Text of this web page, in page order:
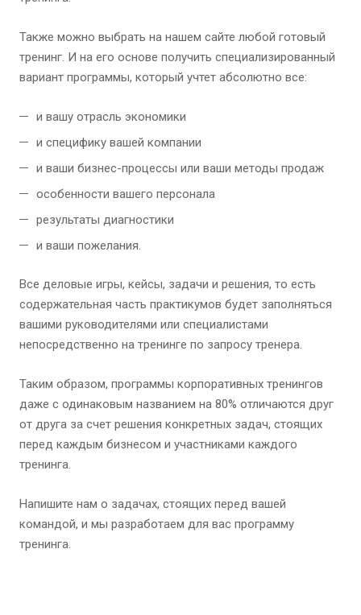
Также можно выбрать на нашем сайте любой готовый
тренинг. И на его основе получить специализированный
вариант программы, который учтет абсолютно все:
и вашу отрасль экономики
и специфику вашей компании
и ваши бизнес-процессы или ваши методы продаж
особенности вашего персонала
результаты диагностики
и ваши пожелания.
Все деловые игры, кейсы, задачи и решения, то есть
содержательная часть практикумов будет заполняться
вашими руководителями или специалистами
непосредственно на тренинге по запросу тренера.
Таким образом, программы корпоративных тренингов
даже с одинаковым названием на 80% отличаются друг
от друга за счет решения конкретных задач, стоящих
перед каждым бизнесом и участниками каждого
тренинга.
Напишите нам о задачах, стоящих перед вашей
командой, и мы разработаем для вас программу
тренинга.